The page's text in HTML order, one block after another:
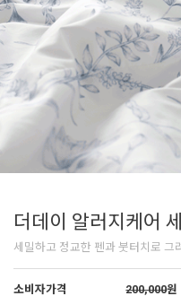
더데이 알러지케어
세밀하고 정교한 펜과 붓터치로 그
소비자가격 200,000원